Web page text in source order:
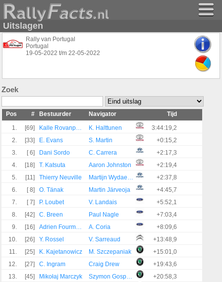
Uitslagen
Rally van Portugal
Portugal
19-05-2022 t/m 22-05-2022
Zoek
Pos # Bestuurder Navigator
Tijd
1.
[69] Kalle Rovanperä K. Halttunen
3:44:19,2
2.
[33] E. Evans S. Martin
+0:15,2
3.
[ 6] Dani Sordo C. Carrera
+2:17,3
4.
[18] T. Katsuta Aaron Johnston
+2:19,4
5.
[11] Thierry Neuville Martijn Wydaeghe
+2:37,8
6.
[ 8] O. Tänak Martin Järveoja
+4:45,7
7.
[ 7] P. Loubet V. Landais
+5:52,1
8.
[42] C. Breen Paul Nagle
+7:03,4
9.
[16] Adrien Fourmaux A. Coria
+8:09,6
10.
[26] Y. Rossel V. Sarreaud
+13:48,9
11.
[25] K. Kajetanowicz M. Szczepaniak
+15:01,0
12.
[27] C. Ingram Craig Drew
+19:43,6
13.
[45] Mikołaj Marczyk Szymon Gospodarczyk
+20:58,3